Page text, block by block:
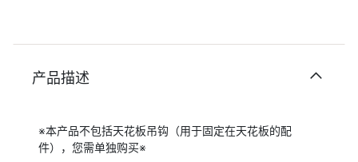
产品描述
※本产品不包括天花板吊钩（用于固定在天花板的配
件），您需单独购买※